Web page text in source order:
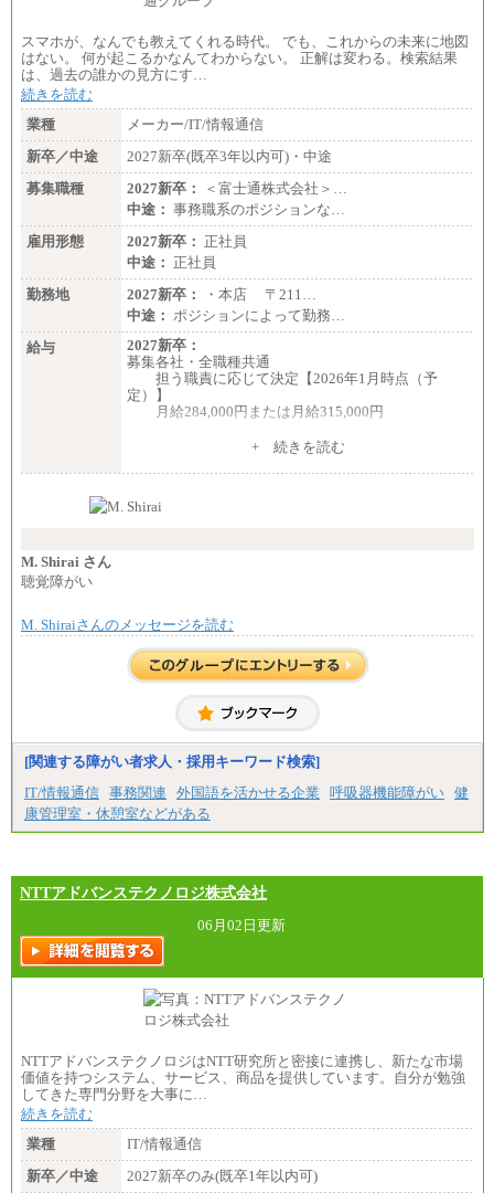
スマホが、なんでも教えてくれる時代。 でも、これからの未来に地図
はない。 何が起こるかなんてわからない。 正解は変わる。検索結果
は、過去の誰かの見方にす…
続きを読む
業種
メーカー/IT/情報通信
新卒／中途
2027新卒(既卒3年以内可)・中途
募集職種
2027新卒：
＜富士通株式会社＞…
中途： 事務職系のポジションな…
雇用形態
2027新卒： 正社員
中途： 正社員
勤務地
2027新卒：
・本店 〒211…
中途： ポジションによって勤務…
給与
2027新卒：
募集各社・全職種共通
担う職責に応じて決定【2026年1月時点（予
定）】
月給284,000円または月給315,000円
※入社後早期から、自律的な業務遂行が求めら
す。
い職責を担う方については、さらに高い金額を個別
※上記に加え、所定労働時間外に勤務をした場
※試用期間中も給与に変更はございません。
＜募集各社・全職種共通＞
月給21万円以上～
※試用期間中の給与に変更はありません。
ます。
+ 続きを読む
M. Shirai さん
聴覚障がい
M. Shiraiさんのメッセージを読む
[関連する障がい者求人・採用キーワード検索]
IT/情報通信 事務関連 外国語を活かせる企業 呼吸器機能障がい 健
康管理室・休憩室などがある
NTTアドバンステクノロジ株式会社
06月02日更新
NTTアドバンステクノロジはNTT研究所と密接に連携し、新たな市場
価値を持つシステム、サービス、商品を提供しています。自分が勉強
してきた専門分野を大事に…
続きを読む
業種
IT/情報通信
新卒／中途
2027新卒のみ(既卒1年以内可)